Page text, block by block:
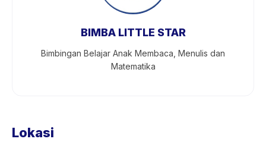
BIMBA LITTLE STAR
Bimbingan Belajar Anak Membaca, Menulis dan
Matematika
Lokasi